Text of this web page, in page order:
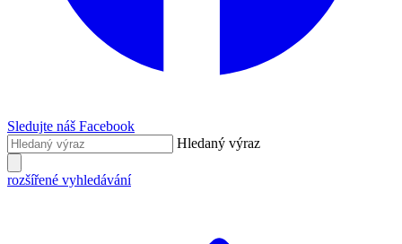
Sledujte náš Facebook
Hledaný výraz
rozšířené vyhledávání